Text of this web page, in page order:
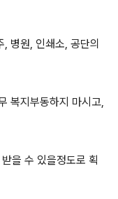
병원, 인쇄소, 공단의
복지부동하지 마시고,
을 수 있을정도로 획